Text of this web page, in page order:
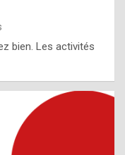
bien. Les activités